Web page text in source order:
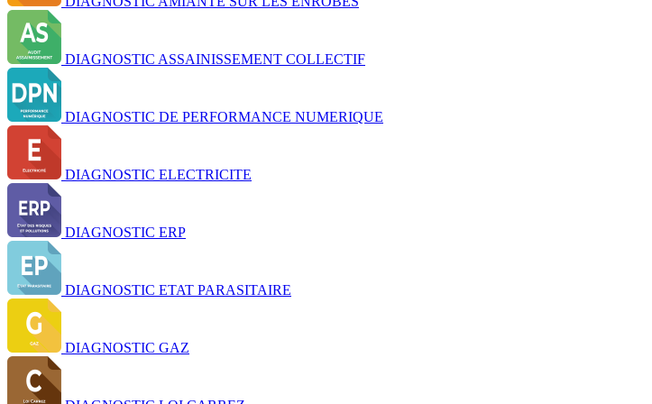
DIAGNOSTIC ASSAINISSEMENT COLLECTIF
DIAGNOSTIC DE PERFORMANCE NUMERIQUE
DIAGNOSTIC ELECTRICITE
DIAGNOSTIC ERP
DIAGNOSTIC ETAT PARASITAIRE
DIAGNOSTIC GAZ